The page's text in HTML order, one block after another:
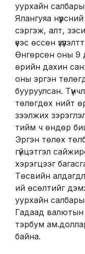
уурхайн
Ялангуяа
сэргэж, алт,
үеэс өссөн
Өнгөрсөн оны 9
өрийн дахин
оны эргэн
бууруулсан.
төлөгдөх нийт
зээлжих
тийм ч өндөр
Эргэн төлөх
гүйцэтгэл
хэрэгцээг
Төсвийн
ий өсөлтийг
уурхайн
Гадаад валютын
тэрбум
байна.